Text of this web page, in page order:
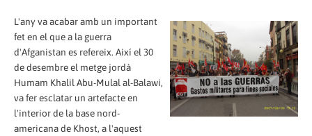
L'any va acabar amb un important
fet en el que a la guerra
d'Afganistan es refereix. Així el 30
de desembre el metge jordà
Humam Khalil Abu-Mulal al-Balawi,
va fer esclatar un artefacte en
l'interior de la base nord-
americana de Khost, a l'aquest